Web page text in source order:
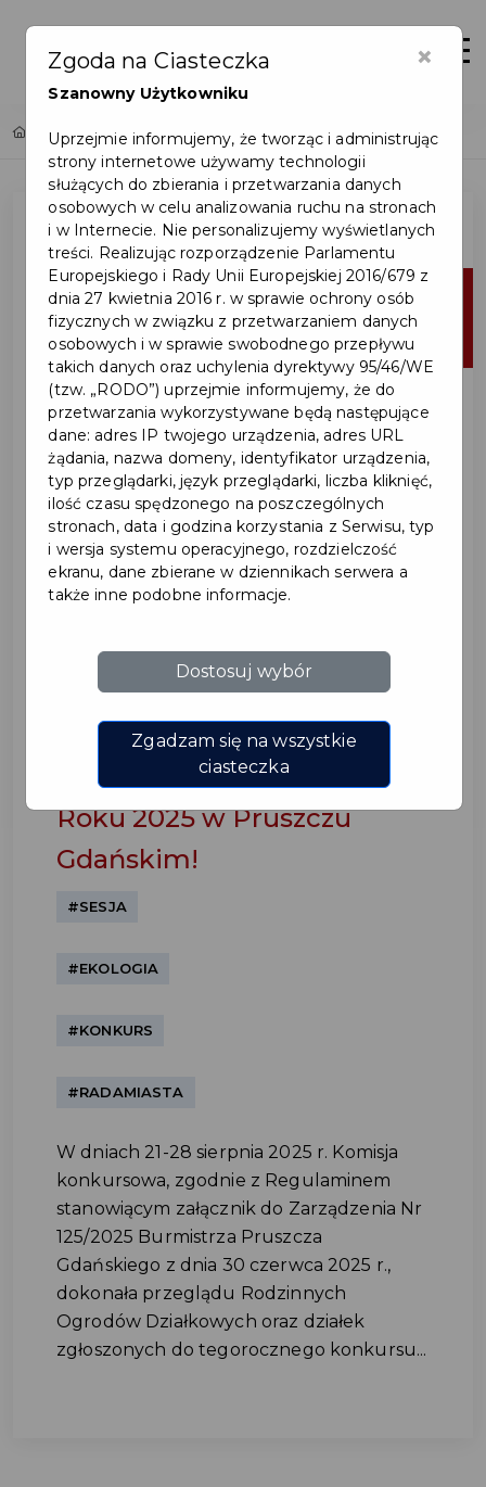
Zaloguj
Home Lista aktualności
04
Rozstrzygnięto konkurs na
najpiękniejszy Rodzinny
Ogród Działkowy i Działka
Roku 2025 w Pruszczu
Gdańskim!
#SESJA
#EKOLOGIA
#KONKURS
#RADAMIASTA
W dniach 21-28 sierpnia 2025 r. Komisja
konkursowa, zgodnie z Regulaminem
stanowiącym załącznik do Zarządzenia Nr
125/2025 Burmistrza Pruszcza
Gdańskiego z dnia 30 czerwca 2025 r.,
dokonała przeglądu Rodzinnych
Ogrodów Działkowych oraz działek
zgłoszonych do tegorocznego konkursu...
×
Zgoda na Ciasteczka
Szanowny Użytkowniku
Uprzejmie informujemy, że tworząc i administrując
strony internetowe używamy technologii
służących do zbierania i przetwarzania danych
osobowych w celu analizowania ruchu na stronach
i w Internecie. Nie personalizujemy wyświetlanych
treści. Realizując rozporządzenie Parlamentu
Europejskiego i Rady Unii Europejskiej 2016/679 z
dnia 27 kwietnia 2016 r. w sprawie ochrony osób
fizycznych w związku z przetwarzaniem danych
osobowych i w sprawie swobodnego przepływu
takich danych oraz uchylenia dyrektywy 95/46/WE
(tzw. „RODO”) uprzejmie informujemy, że do
przetwarzania wykorzystywane będą następujące
dane: adres IP twojego urządzenia, adres URL
żądania, nazwa domeny, identyfikator urządzenia,
typ przeglądarki, język przeglądarki, liczba kliknięć,
ilość czasu spędzonego na poszczególnych
stronach, data i godzina korzystania z Serwisu, typ
i wersja systemu operacyjnego, rozdzielczość
ekranu, dane zbierane w dziennikach serwera a
także inne podobne informacje.
Dostosuj wybór
Zgadzam się na wszystkie
ciasteczka